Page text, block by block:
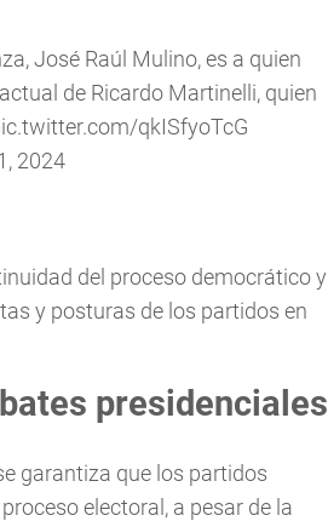
José Raúl Mulino, es a quien
de Ricardo Martinelli, quien
qkISfyoTcG
2024
del proceso democrático y
y posturas de los partidos en
presidenciales
garantiza que los partidos
electoral, a pesar de la